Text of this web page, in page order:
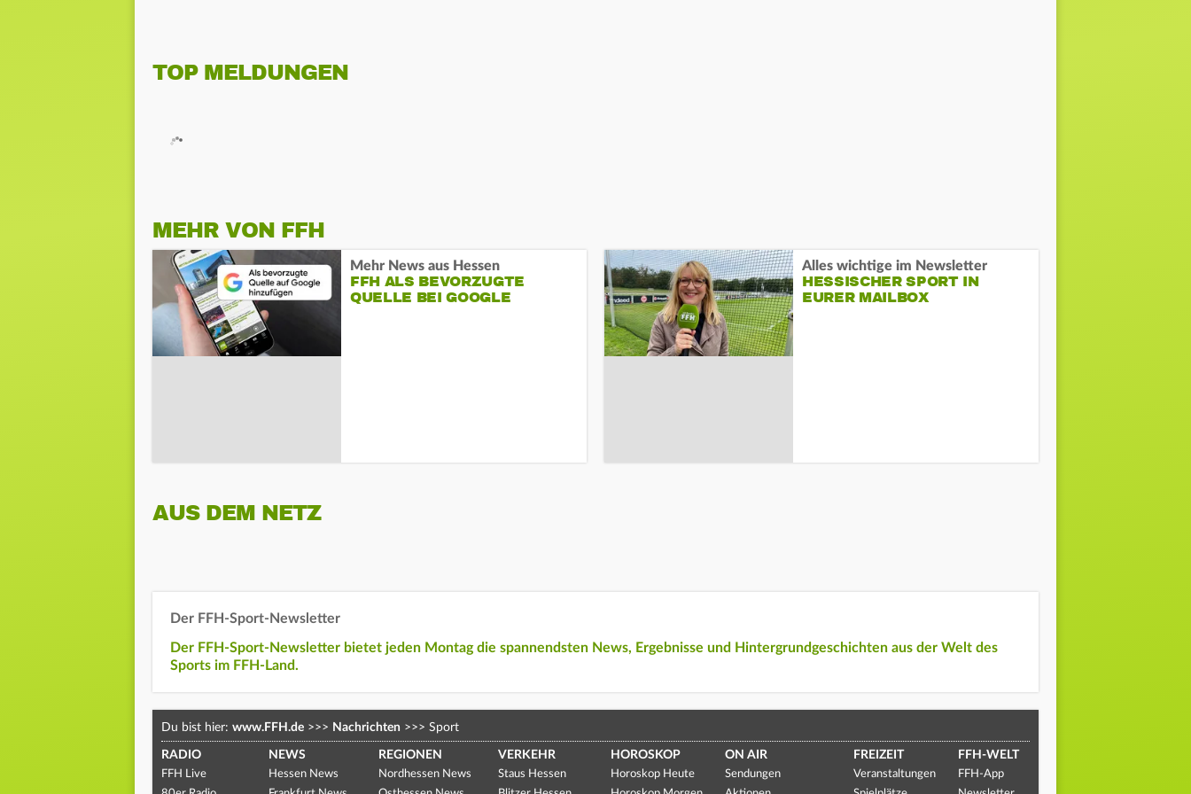
TOP MELDUNGEN
MEHR VON FFH
Mehr News aus Hessen
FFH ALS BEVORZUGTE
QUELLE BEI GOOGLE
Alles wichtige im Newsletter
HESSISCHER SPORT IN
EURER MAILBOX
AUS DEM NETZ
Der FFH-Sport-Newsletter
Der FFH-Sport-Newsletter bietet jeden Montag die spannendsten News, Ergebnisse und Hintergrundgeschichten aus der Welt des
Sports im FFH-Land.
Du bist hier: www.FFH.de >>> Nachrichten >>> Sport
RADIO
FFH Live
NEWS
Hessen News
REGIONEN
Nordhessen News
VERKEHR
Staus Hessen
HOROSKOP
Horoskop Heute
ON AIR
Sendungen
FREIZEIT
Veranstaltungen
FFH-WELT
FFH-App